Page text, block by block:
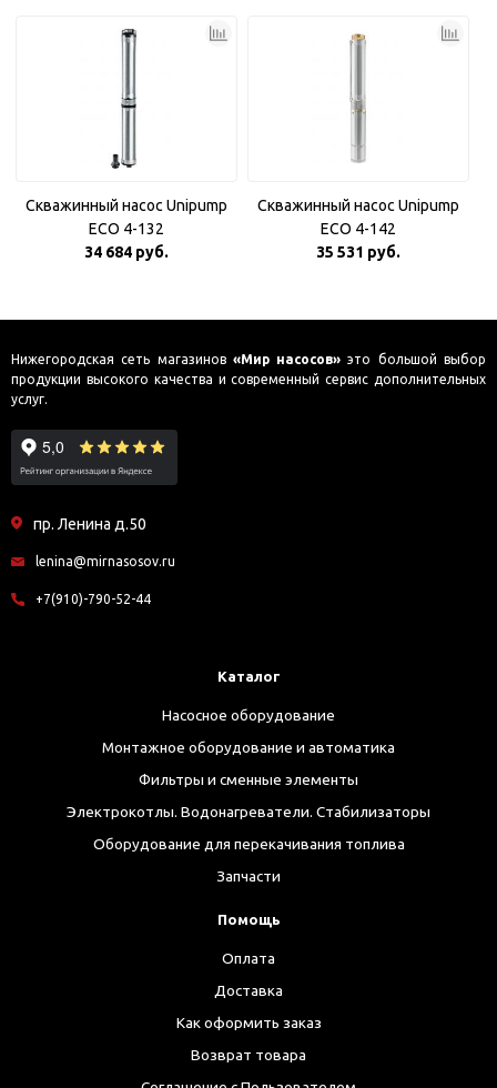
Скважинный насос Unipump
ECO 4-132
34 684 руб.
Скважинный насос Unipump
ECO 4-142
35 531 руб.
Нижегородская сеть магазинов «Мир насосов» это большой выбор
продукции высокого качества и современный сервис дополнительных
услуг.
пр. Ленина д.50
lenina@mirnasosov.ru
+7(910)-790-52-44
Каталог
Насосное оборудование
Монтажное оборудование и автоматика
Фильтры и сменные элементы
Электрокотлы. Водонагреватели. Стабилизаторы
Оборудование для перекачивания топлива
Запчасти
Помощь
Оплата
Доставка
Как оформить заказ
Возврат товара